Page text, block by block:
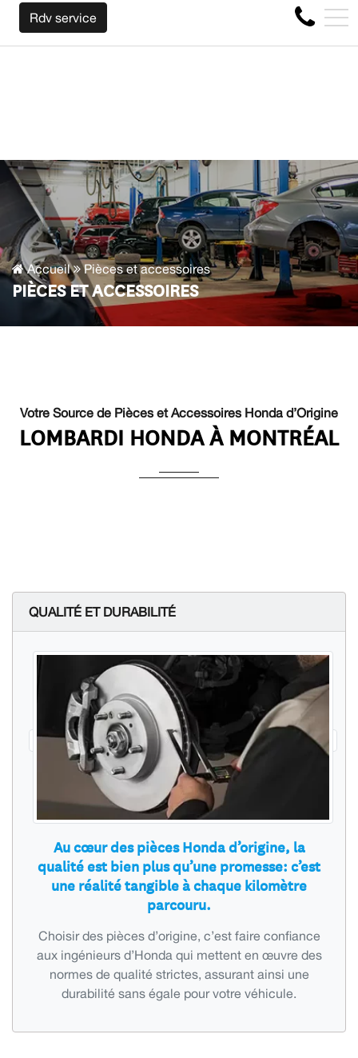
VOTRE AUTO PEU IMPORTE LA MARQUE
4356 Boul Métropolitain E, Montréal, QC, CA H1S 1A2
EN
Rdv service
Accueil Pièces et accessoires
PIÈCES ET ACCESSOIRES
Votre Source de Pièces et Accessoires Honda d’Origine
LOMBARDI HONDA À MONTRÉAL
QUALITÉ ET DURABILITÉ
Au cœur des pièces Honda d’origine, la
qualité est bien plus qu’une promesse: c’est
une réalité tangible à chaque kilomètre
parcouru.
Choisir des pièces d’origine, c’est faire confiance
aux ingénieurs d’Honda qui mettent en œuvre des
normes de qualité strictes, assurant ainsi une
durabilité sans égale pour votre véhicule.